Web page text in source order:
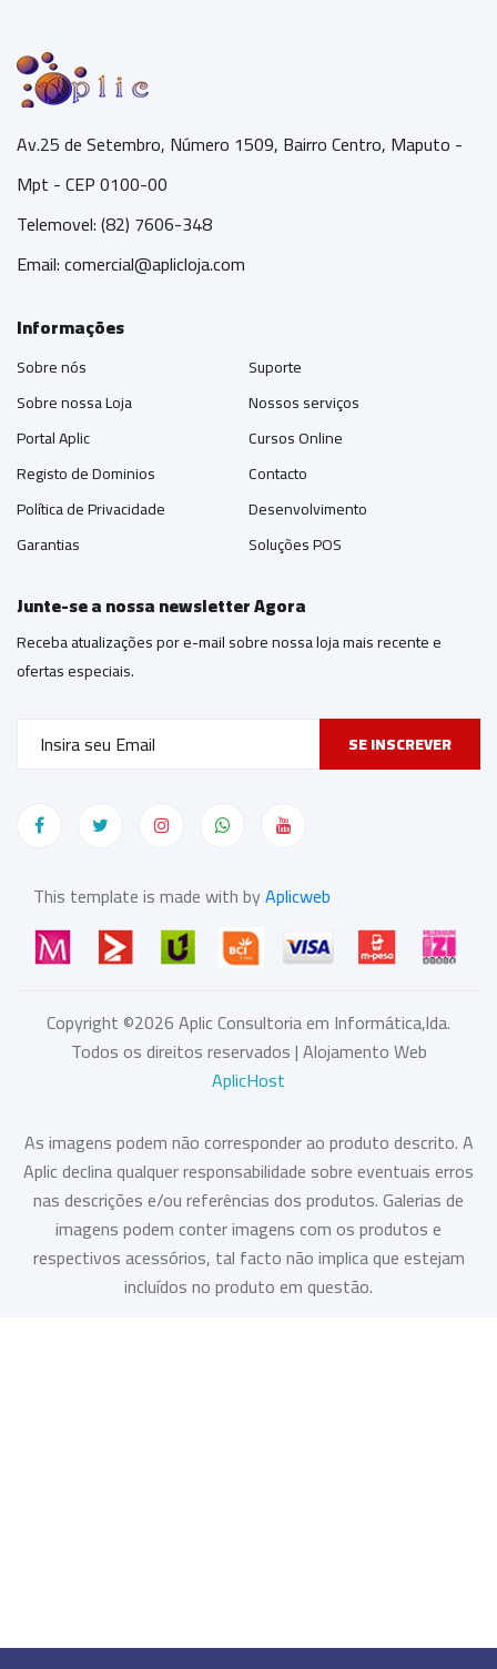
Av.25 de Setembro, Número 1509, Bairro Centro, Maputo -
Mpt - CEP 0100-00
Telemovel: (82) 7606-348
Email:comercial@aplicloja.com
Informações
Sobre nós
Sobre nossa Loja
Portal Aplic
Registo de Dominios
Política de Privacidade
Garantias
Suporte
Nossos serviços
Cursos Online
Contacto
Desenvolvimento
Soluções POS
Junte-se a nossa newsletter Agora
Receba atualizações por e-mail sobre nossa loja mais recente e
ofertas especiais.
SE INSCREVER
This template is made with byAplicweb
Copyright ©2026Aplic Consultoria em Informática,lda.
Todos os direitos reservados | Alojamento Web
AplicHost
As imagens podem não corresponder ao produto descrito. A
Aplic declina qualquer responsabilidade sobre eventuais erros
nas descrições e/ou referências dos produtos. Galerias de
imagens podem conter imagens com os produtos e
respectivos acessórios, tal facto não implica que estejam
incluídos no produto em questão.